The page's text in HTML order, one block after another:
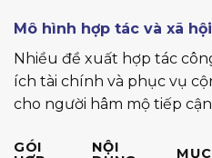
Mô hình hợp tác và xã
Nhiều đề xuất hợp tác
ích tài chính và phục vụ
cho người hâm mộ tiếp
GÓI
NỘI
MỤC